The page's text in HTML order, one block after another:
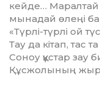
кейде…
мынадай өлеңі
«Түрлі-түрлі ой
Тау да кітап, тас
Соноу құстар зау
Құсжолының